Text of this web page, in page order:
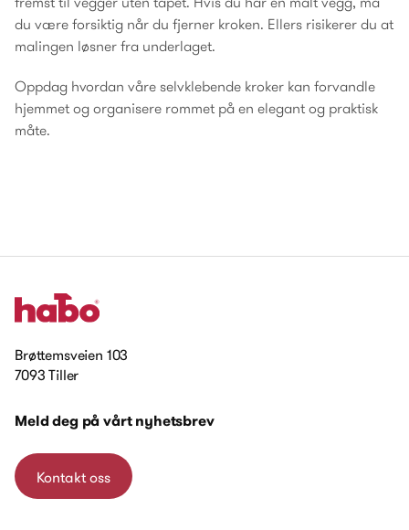
du være forsiktig når du fjerner kroken. Ellers risikerer du at
malingen løsner fra underlaget.
Oppdag hvordan våre selvklebende kroker kan forvandle
hjemmet og organisere rommet på en elegant og praktisk
måte.
Brøttemsveien 103
7093 Tiller
Meld deg på vårt nyhetsbrev
Kontakt oss